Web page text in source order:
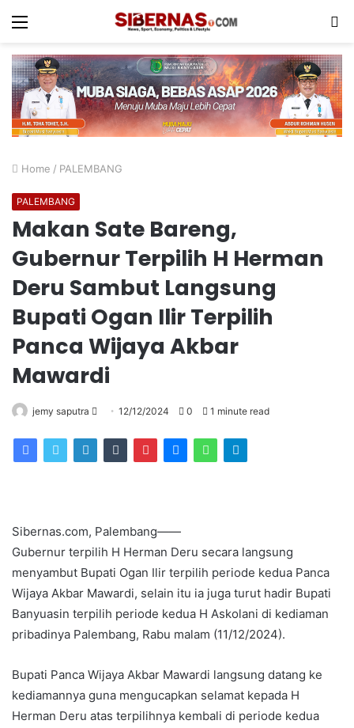
Menu
Home / PALEMBANG
PALEMBANG
Makan Sate Bareng,
Gubernur Terpilih H Herman
Deru Sambut Langsung
Bupati Ogan Ilir Terpilih
Panca Wijaya Akbar
Mawardi
jemy saputra
Send
email
12/12/2024 0 1 minute read
Sibernas.com, Palembang——
Gubernur terpilih H Herman Deru secara langsung
menyambut Bupati Ogan Ilir terpilih periode kedua Panca
Wijaya Akbar Mawardi, selain itu ia juga turut hadir Bupati
Banyuasin terpilih periode kedua H Askolani di kediaman
pribadinya Palembang, Rabu malam (11/12/2024).
Bupati Panca Wijaya Akbar Mawardi langsung datang ke
kediamannya guna mengucapkan selamat kepada H
Herman Deru atas terpilihnya kembali di periode kedua